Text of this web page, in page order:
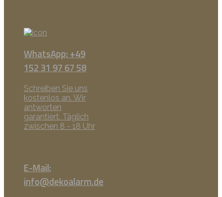
WhatsApp: +49
152 31 97 67 58
Schreiben Sie uns
kostenlos an. Wir
antworten
garantiert. Täglich
zwischen 8 - 18 Uhr
E-Mail:
info@dekoalarm.de